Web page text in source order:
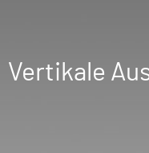
Vertikale